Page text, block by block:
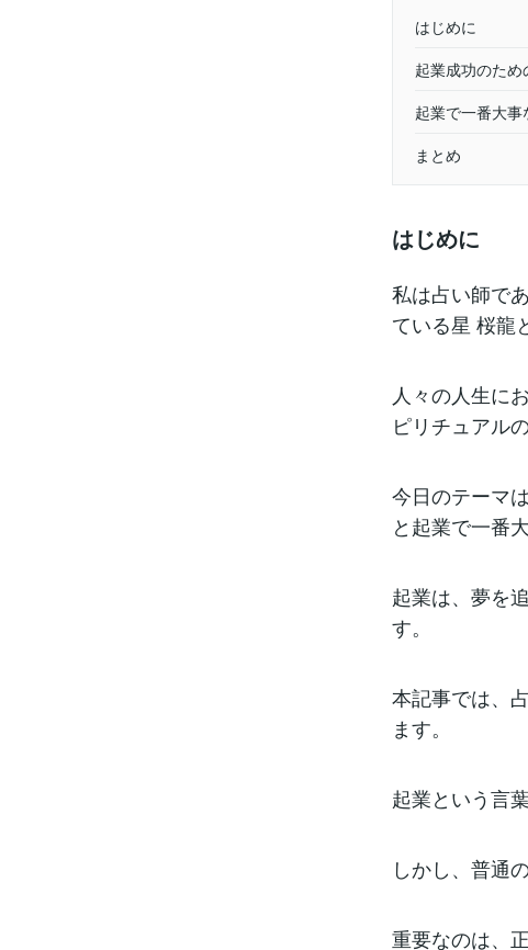
はじめに
起業成功のた
起業で一番大事
まとめ
はじめに
私は占い師で
ている星 桜龍
人々の人生に
ピリチュアル
今日のテーマ
と起業で一番
起業は、夢を
す。
本記事では、
ます。
起業という言
しかし、普通
重要なのは、